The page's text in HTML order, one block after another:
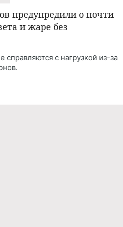
предупредили о почти
и жаре без
справляются с нагрузкой из-за